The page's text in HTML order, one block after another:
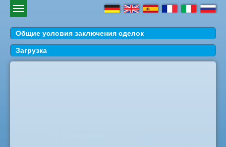
Общие условия заключения сделок
Загрузка